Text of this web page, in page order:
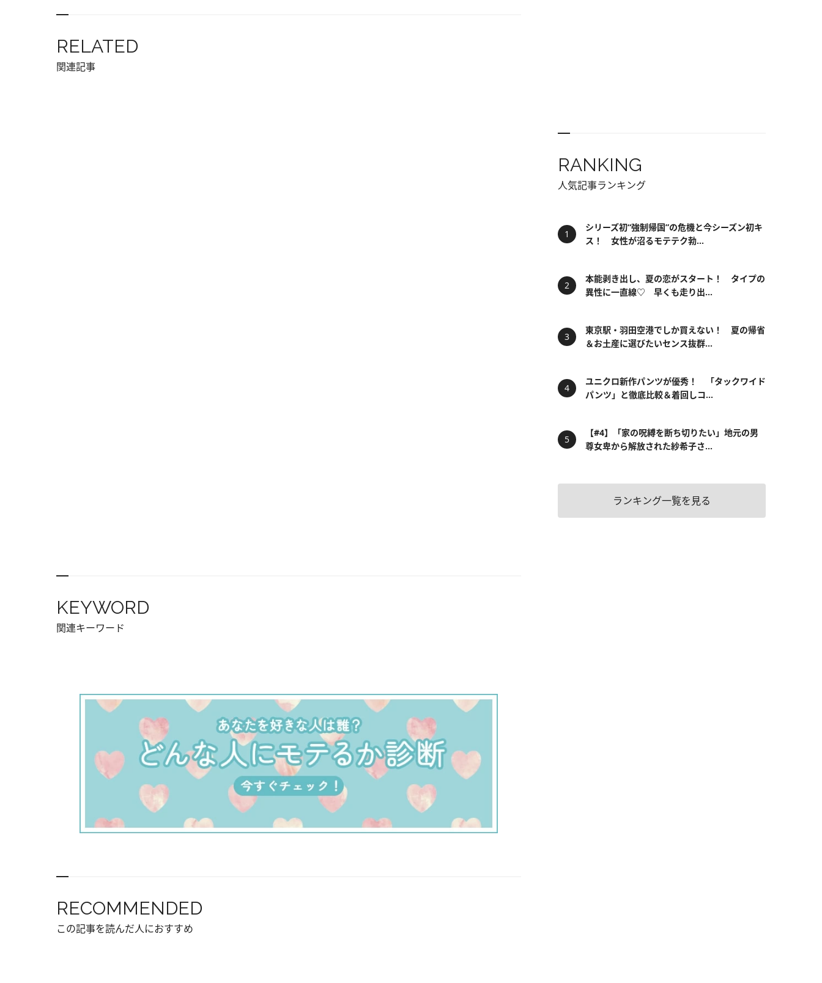
RELATED
関連記事
KEYWORD
関連キーワード
RECOMMENDED
この記事を読んだ人におすすめ
RANKING
人気記事ランキング
シリーズ初“強制帰国”の危機と今シーズン初キ
ス！ 女性が沼るモテテク勃...
本能剥き出し、夏の恋がスタート！ タイプの
異性に一直線♡ 早くも走り出...
東京駅・羽田空港でしか買えない！ 夏の帰省
＆お土産に選びたいセンス抜群...
ユニクロ新作パンツが優秀！ 「タックワイド
パンツ」と徹底比較＆着回しコ...
【#4】「家の呪縛を断ち切りたい」地元の男
尊女卑から解放された紗希子さ...
ランキング一覧を見る